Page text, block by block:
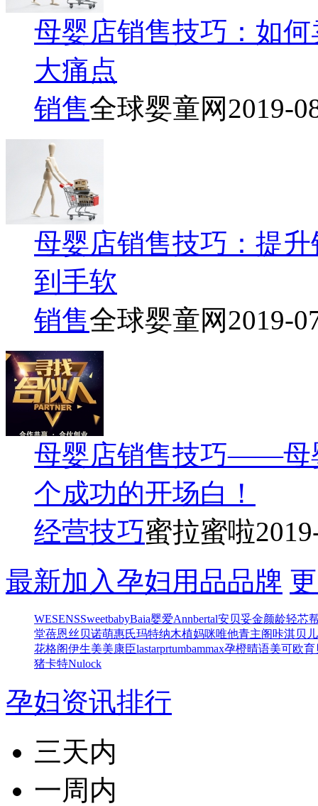
母婴店销售技巧：如
大痛点
销售全球婴童网2019-
母婴店销售技巧：提
到手软
销售全球婴童网2019-
母婴店销售技巧——母
个成功的开场白！
经营技巧蜜拉蜜啦
最新加入孕妇用品品牌
WESENSSweetbabyBaia婴爱Annbertal安贝妥金颜龄轻芯
堂蓓恩丝贝诺萌惠氏玛特纳木植妈咪唯他青主阁咔淇贝儿
花格阁伊生美美康臣lastarprtumbammax孕橙晴语美可欧育
猪卡特Nulock
孕妇资讯排行
三天内
一周内